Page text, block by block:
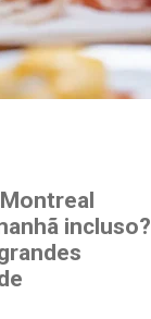
incluso?